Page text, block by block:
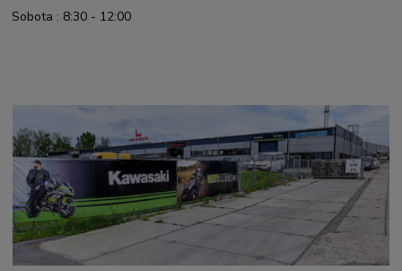
Sobota : 8:30 - 12:00